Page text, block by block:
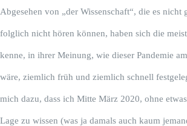
Abgesehen von „der Wissenschaft“, die es
folglich nicht hören können, haben sich die
kenne, in ihrer Meinung, wie dieser Pandemie
wäre, ziemlich früh und ziemlich schnell
mich dazu, dass ich Mitte März 2020, ohne
Lage zu wissen (was ja damals auch kaum